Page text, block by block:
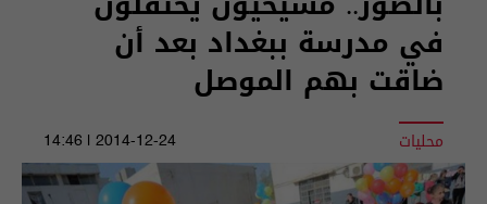
في مدرسة ببغداد بعد أن
ضاقت بهم الموصل
محليات 2014-12-24 | 14:46